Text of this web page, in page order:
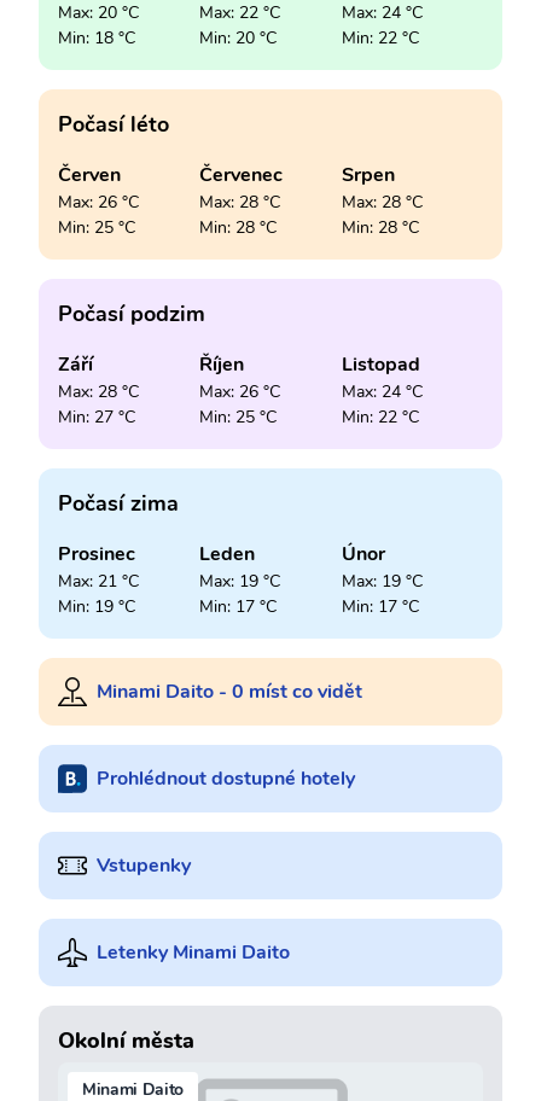
Max: 20 °C
Min: 18 °C
Max: 22 °C
Min: 20 °C
Max: 24 °C
Min: 22 °C
Počasí léto
Červen
Max: 26 °C
Min: 25 °C
Červenec
Max: 28 °C
Min: 28 °C
Srpen
Max: 28 °C
Min: 28 °C
Počasí podzim
Září
Max: 28 °C
Min: 27 °C
Říjen
Max: 26 °C
Min: 25 °C
Listopad
Max: 24 °C
Min: 22 °C
Počasí zima
Prosinec
Max: 21 °C
Min: 19 °C
Leden
Max: 19 °C
Min: 17 °C
Únor
Max: 19 °C
Min: 17 °C
Minami Daito - 0 míst co vidět
Prohlédnout dostupné hotely
Vstupenky
Letenky Minami Daito
Okolní města
Minami Daito